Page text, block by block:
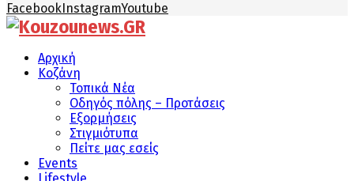
FacebookInstagramYoutube
Αρχική
Κοζάνη
Τοπικά Νέα
Οδηγός πόλης – Προτάσεις
Εξορμήσεις
Στιγμιότυπα
Πείτε μας εσείς
Events